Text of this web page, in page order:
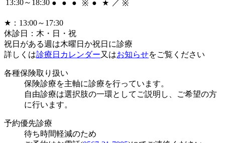
13:30～18:30 ● ● ● ※ ● ★ ／ ※
★：13:00～17:30
休診日：木・日・祝
祝日がある週は木曜日か祝日に診療
詳しくは診療日カレンダー又はお知らせをご覧ください
各種保険取り扱い
保険診療を主軸に診療を行っています。
自由診療は選択肢の一環としてご説明し、ご希望の方
に行います。
予約優先診療
待ち時間軽減のため